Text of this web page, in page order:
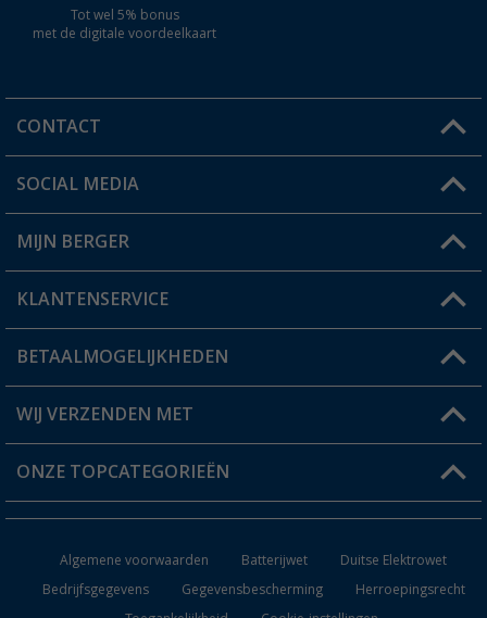
Tot wel 5% bonus
met de digitale voordeelkaart
CONTACT
Een vraag?
Winkel vinden
SOCIAL MEDIA
MIJN BERGER
Mijn account
Status bestelling
Verlanglijstje
KLANTENSERVICE
FAQ & Contact
Verzendinformatie
Catalogus
BETAALMOGELIJKHEDEN
WIJ VERZENDEN MET
ONZE TOPCATEGORIEËN
Keukenaccessoires
Algemene voorwaarden Batterijwet
Duitse Elektrowet
Bedrijfsgegevens
Gegevensbescherming
Herroepingsrecht